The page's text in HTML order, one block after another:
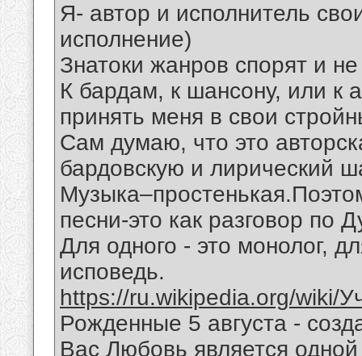
Я- автор и исполнитель
исполнение)
Знатоки жанров спорят и
К бардам, к шансону, или к
принять меня в свои
Сам думаю, что это
бардовскую и лирический
песни-это как разговор по
Для одного - это монолог,
исповедь.
https://ru.wikipedia.org/wiki/
Рожденные 5 августа -
Вас Любовь является